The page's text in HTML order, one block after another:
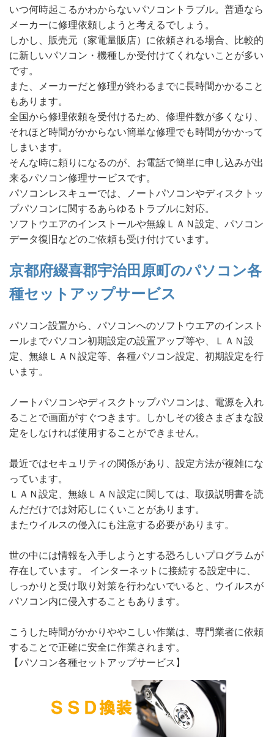
いつ何時起こるかわからないパソコントラブル。普通なら
メーカーに修理依頼しようと考えるでしょう。
しかし、販売元（家電量販店）に依頼される場合、比較的
に新しいパソコン・機種しか受付けてくれないことが多い
です。
また、メーカーだと修理が終わるまでに長時間かかること
もあります。
全国から修理依頼を受付けるため、修理件数が多くなり、
それほど時間がかからない簡単な修理でも時間がかかって
しまいます。
そんな時に頼りになるのが、お電話で簡単に申し込みが出
来るパソコン修理サービスです。
パソコンレスキューでは、ノートパソコンやディスクトッ
プパソコンに関するあらゆるトラブルに対応。
ソフトウエアのインストールや無線ＬＡＮ設定、パソコン
データ復旧などのご依頼も受け付けています。
京都府綴喜郡宇治田原町のパソコン各
種セットアップサービス
パソコン設置から、パソコンへのソフトウエアのインスト
ールまでパソコン初期設定の設置アップ等や、ＬＡＮ設
定、無線ＬＡＮ設定等、各種パソコン設定、初期設定を行
います。
ノートパソコンやディスクトップパソコンは、電源を入れ
ることで画面がすぐつきます。しかしその後さまざまな設
定をしなければ使用することができません。
最近ではセキュリティの関係があり、設定方法が複雑にな
っています。
ＬＡＮ設定、無線ＬＡＮ設定に関しては、取扱説明書を読
んだだけでは対応しにくいことがあります。
またウイルスの侵入にも注意する必要があります。
世の中には情報を入手しようとする恐ろしいプログラムが
存在しています。 インターネットに接続する設定中に、
しっかりと受け取り対策を行わないでいると、ウイルスが
パソコン内に侵入することもあります。
こうした時間がかかりややこしい作業は、専門業者に依頼
することで正確に安全に作業されます。
【パソコン各種セットアップサービス】